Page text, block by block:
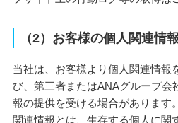
（2）お客様の個人関連情
当社は、お客様より個人関連情報
び、第三者またはANAグループ会
報の提供を受ける場合があります
関連情報とは、生存する個人に関